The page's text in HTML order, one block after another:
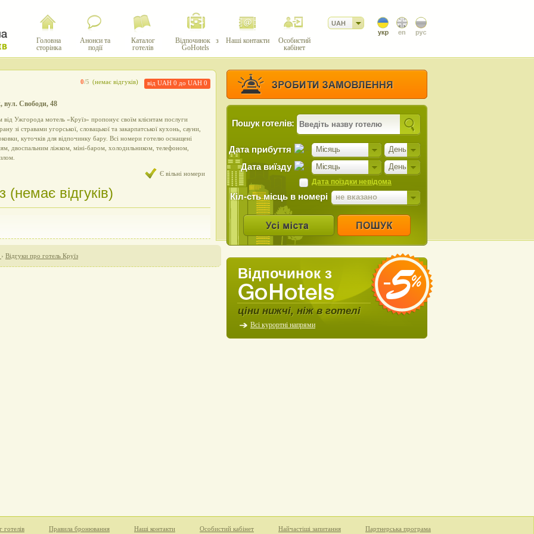
Головна
сторінка
Анонси та
події
Каталог
готелів
Відпочинок з
GoHotels
Наші контакти
Особистий
кабінет
UAH
0/5 (немає відгуків) від UAH 0 до UAH 0
вул. Свободи, 48
Ужгорода мотель «Круїз» пропонує своїм клієнтам послуги
зі стравами угорської, словацької та закарпатської кухонь, сауни,
куточків для відпочинку бару. Всі номери готелю оснащені
двоспальним ліжком, міні-баром, холодильником, телефоном,
Є вільні номери
(немає відгуків)
› Відгуки про готель Круїз
Пошук готелів:
Місяць День
Дата прибуття
Місяць День
Дата виїзду
Дата поїздки невідома
Кіл-сть місць в номері не вказано
Відпочинок з
ціни нижчі, ніж в готелі
Всі курортні напрями
готелів Правила бронювання Наші контакти Особистий кабінет Найчастіші запитання Партнерська програма